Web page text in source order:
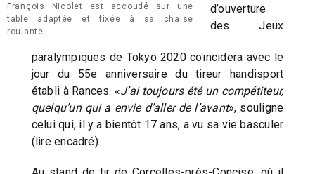
François Nicolet est accoudé sur une
table adaptée et fixée à sa chaise
roulante.
d’ouverture
des Jeux
paralympiques de Tokyo 2020 coïncidera avec le
jour du 55e anniversaire du tireur handisport
établi à Rances. «J’ai toujours été un compétiteur,
quelqu’un qui a envie d’aller de l’avant», souligne
celui qui, il y a bientôt 17 ans, a vu sa vie basculer
(lire encadré).